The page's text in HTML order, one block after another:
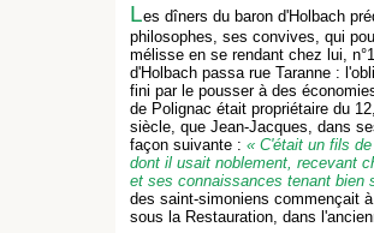
Les dîners du baron d'Holbach
philosophes, ses convives, qui
mélisse en se rendant chez lui,
d'Holbach passa rue Taranne :
fini par le pousser à des
de Polignac était propriétaire du
siècle, que Jean-Jacques, dans
façon suivante : « C'était un fils
dont il usait noblement, recevant
et ses connaissances tenant bien
des saint-simoniens commençait
sous la Restauration, dans